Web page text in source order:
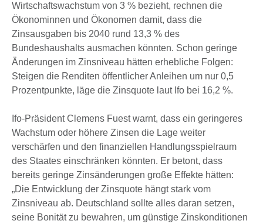
Wirtschaftswachstum von 3 % bezieht, rechnen die
Ökonominnen und Ökonomen damit, dass die
Zinsausgaben bis 2040 rund 13,3 % des
Bundeshaushalts ausmachen könnten. Schon geringe
Änderungen im Zinsniveau hätten erhebliche Folgen:
Steigen die Renditen öffentlicher Anleihen um nur 0,5
Prozentpunkte, läge die Zinsquote laut Ifo bei 16,2 %.
Ifo-Präsident Clemens Fuest warnt, dass ein geringeres
Wachstum oder höhere Zinsen die Lage weiter
verschärfen und den finanziellen Handlungsspielraum
des Staates einschränken könnten. Er betont, dass
bereits geringe Zinsänderungen große Effekte hätten:
„Die Entwicklung der Zinsquote hängt stark vom
Zinsniveau ab. Deutschland sollte alles daran setzen,
seine Bonität zu bewahren, um günstige Zinskonditionen